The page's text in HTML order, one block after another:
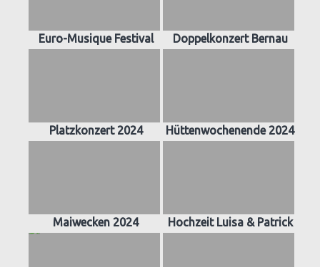
Euro-Musique Festival Doppelkonzert Bernau
Platzkonzert 2024 Hüttenwochenende 2024
Maiwecken 2024 Hochzeit Luisa & Patrick